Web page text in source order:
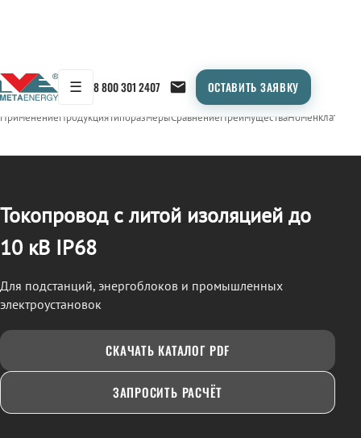
☰ 8 800 301 2407 ОСТАВИТЬ ЗАЯВКУ
← Продукция/ТОКОПРОВОД
ПрименениеПродукцияТипоразмерыСравнениеПреимуществаНоменклатура
Токопровод с литой изоляцией до
10 кВ IP68
Для подстанций, энергоблоков и промышленных
электроустановок
СКАЧАТЬ КАТАЛОГ PDF
ЗАПРОСИТЬ РАСЧЁТ